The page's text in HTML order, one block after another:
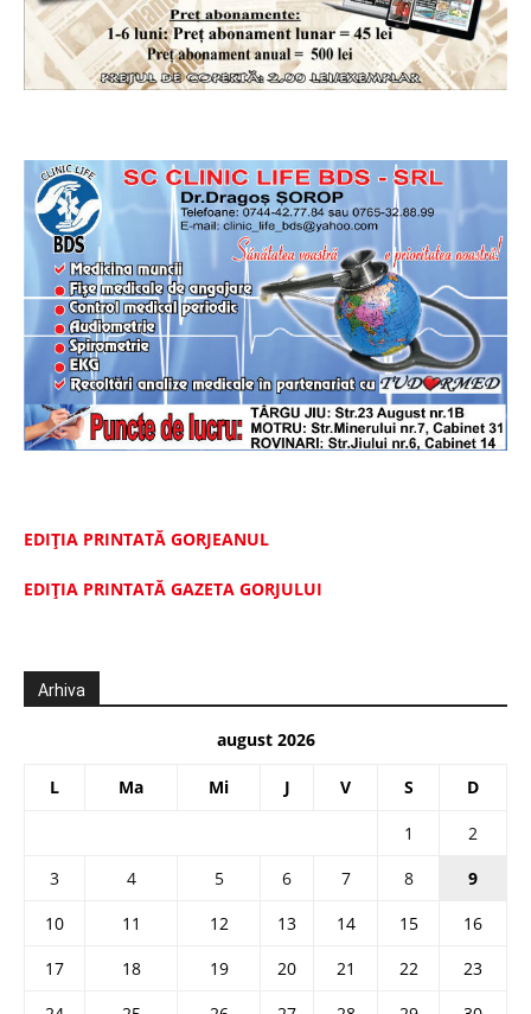
EDIȚIA PRINTATĂ GORJEANUL
EDIŢIA PRINTATĂ GAZETA GORJULUI
Arhiva
august 2026
L Ma Mi J V S D
1
2
3
4 5 6 7 8
9
10
11 12 13 14 15
16
17
18 19 20 21 22
23